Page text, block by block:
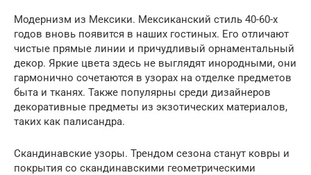
Модернизм из Мексики. Мексиканский стиль 40-60-х
годов вновь появится в наших гостиных. Его отличают
чистые прямые линии и причудливый орнаментальный
декор. Яркие цвета здесь не выглядят инородными, они
гармонично сочетаются в узорах на отделке предметов
быта и тканях. Также популярны среди дизайнеров
декоративные предметы из экзотических материалов,
таких как палисандра.
Скандинавские узоры. Трендом сезона станут ковры и
покрытия со скандинавскими геометрическими